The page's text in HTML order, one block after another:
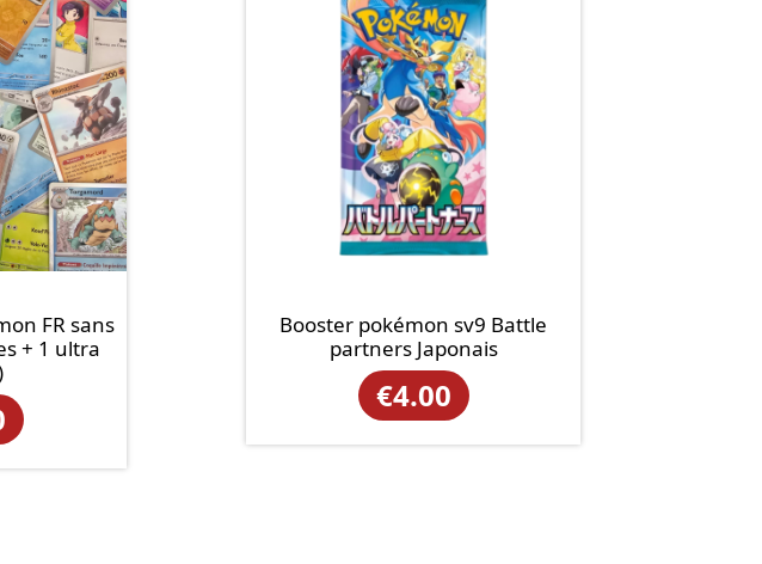
FR sans
+ 1 ultra
Booster pokémon sv9 Battle
partners Japonais
€4.00